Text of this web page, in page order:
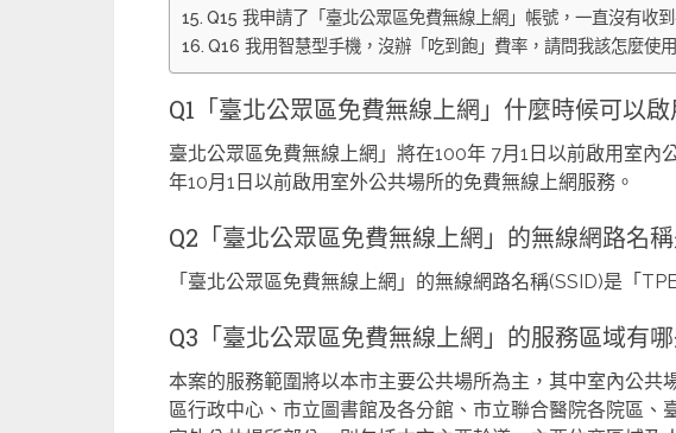
Q15 我申請了「臺北公眾區免費無線上網」帳號，一直沒有收
Q16 我用智慧型手機，沒辦「吃到飽」費率，請問我該怎麼使
Q1「臺北公眾區免費無線上網」什麼時候可以啟
臺北公眾區免費無線上網」將在100年 7月1日以前啟用室內
年10月1日以前啟用室外公共場所的免費無線上網服務。
Q2「臺北公眾區免費無線上網」的無線網路名稱
「臺北公眾區免費無線上網」的無線網路名稱(SSID)是「
Q3「臺北公眾區免費無線上網」的服務區域有
本案的服務範圍將以本市主要公共場所為主，其中室內公共
區行政中心、市立圖書館及各分館、市立聯合醫院各院區、